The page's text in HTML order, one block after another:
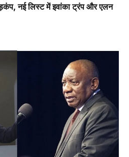
नई लिस्ट में इवांका ट्रंप और एलन